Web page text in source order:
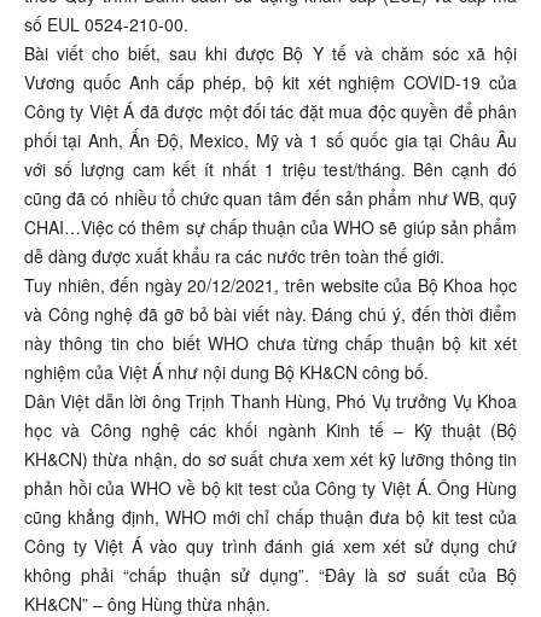
số EUL 0524-210-00.
Bài viết cho biết, sau khi được Bộ Y tế và chăm sóc xã hội
Vương quốc Anh cấp phép, bộ kit xét nghiệm COVID-19 của
Công ty Việt Á đã được một đối tác đặt mua độc quyền để phân
phối tại Anh, Ấn Độ, Mexico, Mỹ và 1 số quốc gia tại Châu Âu
với số lượng cam kết ít nhất 1 triệu test/tháng. Bên cạnh đó
cũng đã có nhiều tổ chức quan tâm đến sản phẩm như WB, quỹ
CHAI…Việc có thêm sự chấp thuận của WHO sẽ giúp sản phẩm
dễ dàng được xuất khẩu ra các nước trên toàn thế giới.
Tuy nhiên, đến ngày 20/12/2021, trên website của Bộ Khoa học
và Công nghệ đã gỡ bỏ bài viết này. Đáng chú ý, đến thời điểm
này thông tin cho biết WHO chưa từng chấp thuận bộ kit xét
nghiệm của Việt Á như nội dung Bộ KH&CN công bố.
Dân Việt dẫn lời ông Trịnh Thanh Hùng, Phó Vụ trưởng Vụ Khoa
học và Công nghệ các khối ngành Kinh tế – Kỹ thuật (Bộ
KH&CN) thừa nhận, do sơ suất chưa xem xét kỹ lưỡng thông tin
phản hồi của WHO về bộ kit test của Công ty Việt Á. Ông Hùng
cũng khẳng định, WHO mới chỉ chấp thuận đưa bộ kit test của
Công ty Việt Á vào quy trình đánh giá xem xét sử dụng chứ
không phải “chấp thuận sử dụng”. “Đây là sơ suất của Bộ
KH&CN” – ông Hùng thừa nhận.